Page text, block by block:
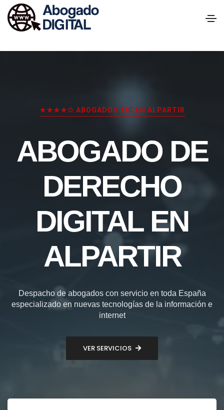
★★★★✩ ABOGADOS TIC EN ALPARTIR
ABOGADO DE
DERECHO
DIGITAL EN
ALPARTIR
Despacho de abogados con servicio en toda España
especializado en nuevas tecnologías de la información e
internet
VER SERVICIOS